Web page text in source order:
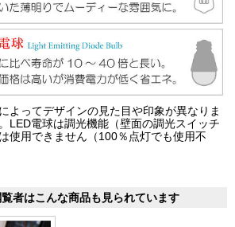
よってデザインの見た目や印象が異なりま
LED電球は調光機能（壁面の調光スイッチ
使用できません（100％点灯でも使用不
者はこんな商品も見られています